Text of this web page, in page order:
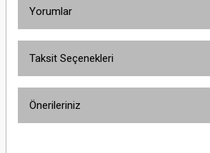
Yorumlar
Taksit Seçenekleri
Önerileriniz